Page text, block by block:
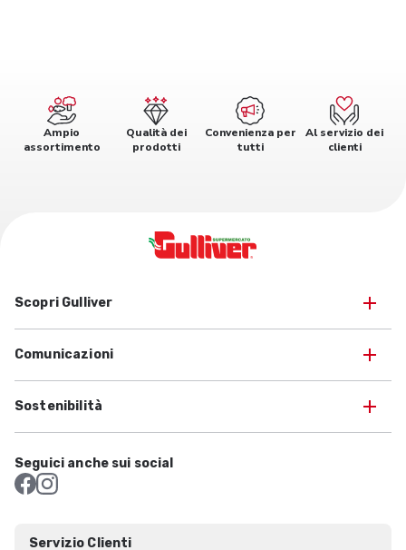
Ampio
assortimento
Qualità dei
prodotti
Convenienza per
tutti
Al servizio dei
clienti
Scopri Gulliver
Comunicazioni
Sostenibilità
Seguici anche sui social
Servizio Clienti